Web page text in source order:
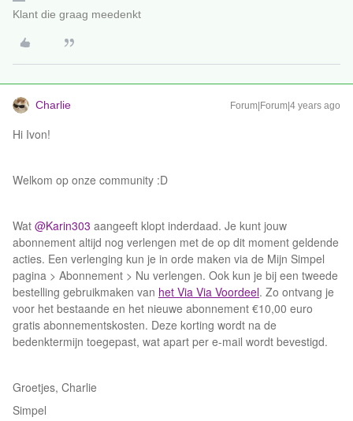
Klant die graag meedenkt
Charlie Forum|Forum|4 years ago
Hi Ivon!
Welkom op onze community :D
Wat @Karin303 aangeeft klopt inderdaad. Je kunt jouw
abonnement altijd nog verlengen met de op dit moment geldende
acties. Een verlenging kun je in orde maken via de Mijn Simpel
pagina > Abonnement > Nu verlengen. Ook kun je bij een tweede
bestelling gebruikmaken van het Via Via Voordeel. Zo ontvang je
voor het bestaande en het nieuwe abonnement €10,00 euro
gratis abonnementskosten. Deze korting wordt na de
bedenktermijn toegepast, wat apart per e-mail wordt bevestigd.
Groetjes, Charlie
Simpel